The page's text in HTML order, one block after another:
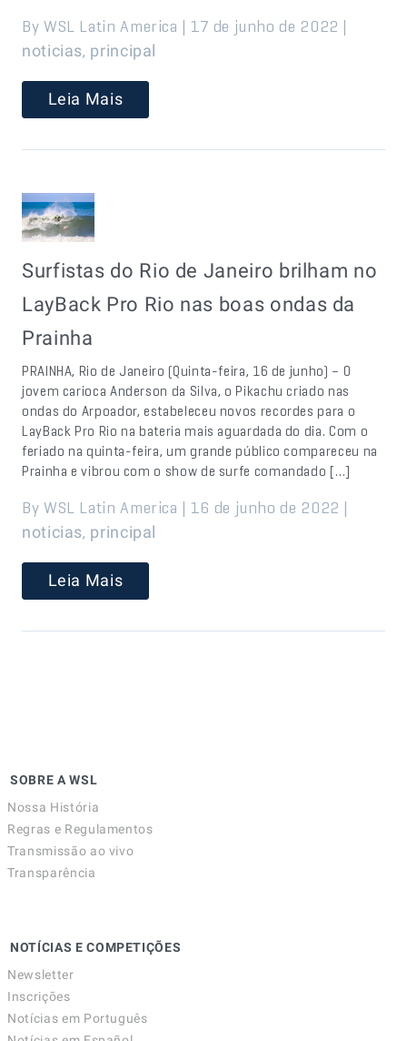
By WSL Latin America | 17 de junho de 2022 |
noticias, principal
Leia Mais
Surfistas do Rio de Janeiro brilham no
LayBack Pro Rio nas boas ondas da
Prainha
PRAINHA, Rio de Janeiro (Quinta-feira, 16 de junho) – O
jovem carioca Anderson da Silva, o Pikachu criado nas
ondas do Arpoador, estabeleceu novos recordes para o
LayBack Pro Rio na bateria mais aguardada do dia. Com o
feriado na quinta-feira, um grande público compareceu na
Prainha e vibrou com o show de surfe comandado […]
By WSL Latin America | 16 de junho de 2022 |
noticias, principal
Leia Mais
SOBRE A WSL
Nossa História
Regras e Regulamentos
Transmissão ao vivo
Transparência
NOTÍCIAS E COMPETIÇÕES
Newsletter
Inscrições
Notícias em Português